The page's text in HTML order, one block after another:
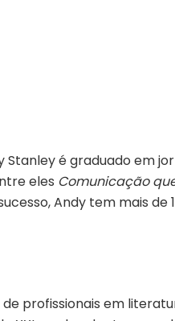
Stanley é graduado em
eles Comunicação
Andy tem mais
profissionais em